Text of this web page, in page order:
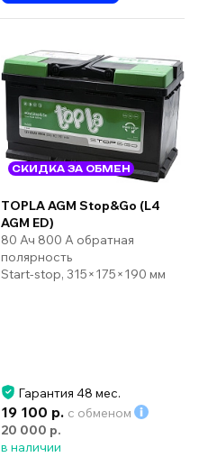
СКИДКА ЗА ОБМЕН
TOPLA AGM Stop&Go (L4
AGM ED)
80 Ач 800 А обратная
полярность
Start-stop, 315×175×190 мм
Гарантия 48 мес.
19 100 р. с обменом
20 000 р.
в наличии